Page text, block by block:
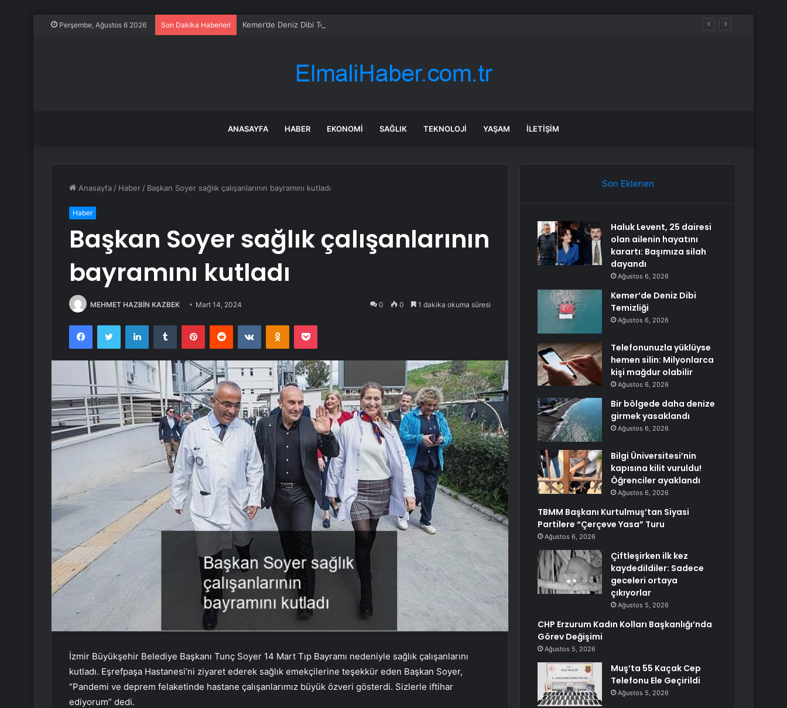
Perşembe, Ağustos 6 2026 Son Dakika Haberleri Kemer’de Deniz Dibi Temizliği
ANASAYFA HABER EKONOMI SAĞLIK TEKNOLOJI YAŞAM İLETIŞIM
Anasayfa / Haber / Başkan Soyer sağlık çalışanlarının bayramını kutladı
Haber
Başkan Soyer sağlık çalışanlarının
bayramını kutladı
MEHMET HAZBİN KAZBEK Mart 14, 2024 0 0 1 dakika okuma süresi
FacebookTwitter LinkedInTumblr PinterestReddit VKontakteOdnoklassniki
Pocket
İzmir Büyükşehir Belediye Başkanı Tunç Soyer 14 Mart Tıp Bayramı nedeniyle sağlık çalışanlarını
kutladı. Eşrefpaşa Hastanesi’ni ziyaret ederek sağlık emekçilerine teşekkür eden Başkan Soyer,
“Pandemi ve deprem felaketinde hastane çalışanlarımız büyük özveri gösterdi. Sizlerle iftihar
ediyorum” dedi.
Son Eklenen
Haluk Levent, 25 dairesi
olan ailenin hayatını
karartı: Başımıza silah
dayandı
Ağustos 6, 2026
Kemer’de Deniz Dibi
Temizliği
Ağustos 6, 2026
Telefonunuzla yüklüyse
hemen silin: Milyonlarca
kişi mağdur olabilir
Ağustos 6, 2026
Bir bölgede daha denize
girmek yasaklandı
Ağustos 6, 2026
Bilgi Üniversitesi’nin
kapısına kilit vuruldu!
Öğrenciler ayaklandı
Ağustos 6, 2026
TBMM Başkanı Kurtulmuş’tan Siyasi
Partilere “Çerçeve Yasa” Turu
Ağustos 6, 2026
Çiftleşirken ilk kez
kaydedildiler: Sadece
geceleri ortaya
çıkıyorlar
Ağustos 5, 2026
CHP Erzurum Kadın Kolları Başkanlığı’nda
Görev Değişimi
Ağustos 5, 2026
Muş’ta 55 Kaçak Cep
Telefonu Ele Geçirildi
Ağustos 5, 2026